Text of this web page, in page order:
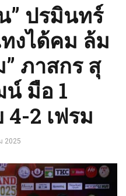
” ปรมินทร์
งได้คม ล้ม
ภาสกร สุ
มือ 1
4-2 เฟรม
2025